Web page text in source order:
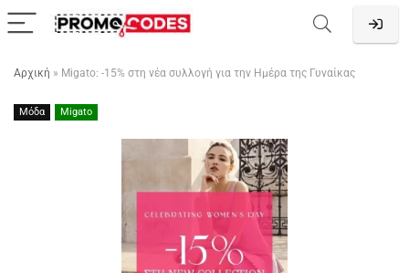
Αρχική » Migato: -15% στη νέα συλλογή για την Ημέρα της Γυναίκας
Μόδα Migato